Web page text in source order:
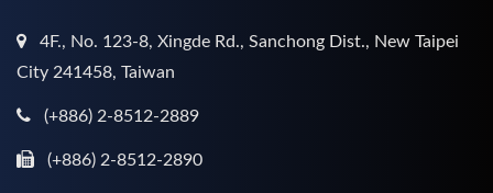
4F., No. 123-8, Xingde Rd., Sanchong Dist., New Taipei
City 241458, Taiwan
(+886) 2-8512-2889
(+886) 2-8512-2890